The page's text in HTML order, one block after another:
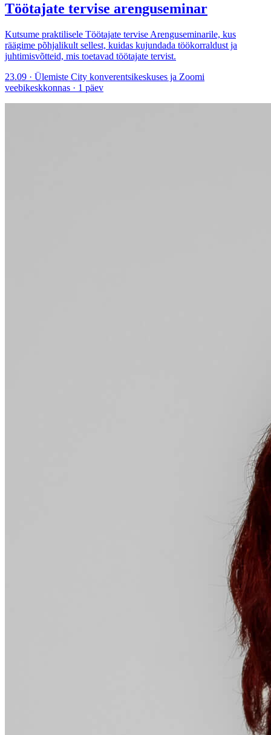
Töötajate tervise arenguseminar
Kutsume praktilisele Töötajate tervise Arenguseminarile, kus
räägime põhjalikult sellest, kuidas kujundada töökorraldust ja
juhtimisvõtteid, mis toetavad töötajate tervist.
23.09 · Ülemiste City konverentsikeskuses ja Zoomi
veebikeskkonnas · 1 päev